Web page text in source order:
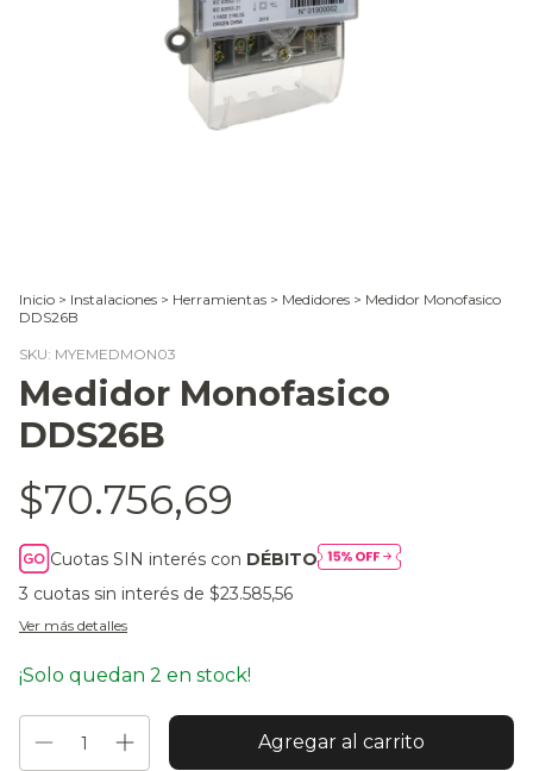
Inicio > Instalaciones > Herramientas > Medidores > Medidor Monofasico
DDS26B
SKU: MYEMEDMON03
Medidor Monofasico
DDS26B
$70.756,69
Cuotas SIN interés con DÉBITO
3 cuotas sin interés de $23.585,56
Ver más detalles
¡Solo quedan 2 en stock!